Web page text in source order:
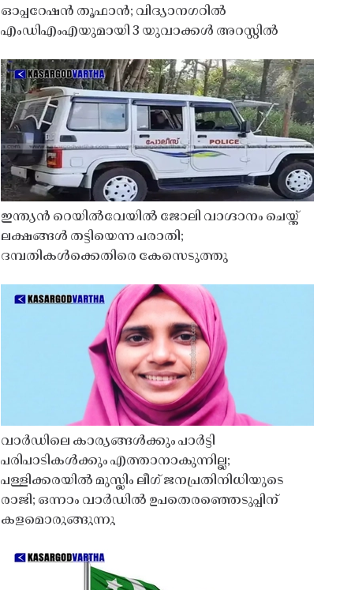
ഓപ്പറേഷൻ തൂഫാൻ; വിദ്യാനഗറിൽ
എംഡിഎംഎയുമായി 3 യുവാക്കൾ അറസ്റ്റിൽ
ഇന്ത്യൻ റെയിൽവേയിൽ ജോലി വാഗ്ദാനം ചെയ്ത്
ലക്ഷങ്ങൾ തട്ടിയെന്ന പരാതി;
ദമ്പതികൾക്കെതിരെ കേസെടുത്തു
വാർഡിലെ കാര്യങ്ങൾക്കും പാർട്ടി
പരിപാടികൾക്കും എത്താനാകുന്നില്ല;
പള്ളിക്കരയിൽ മുസ്ലിം ലീഗ് ജനപ്രതിനിധിയുടെ
രാജി; ഒന്നാം വാർഡിൽ ഉപതെരഞ്ഞെടുപ്പിന്
കളമൊരുങ്ങുന്നു